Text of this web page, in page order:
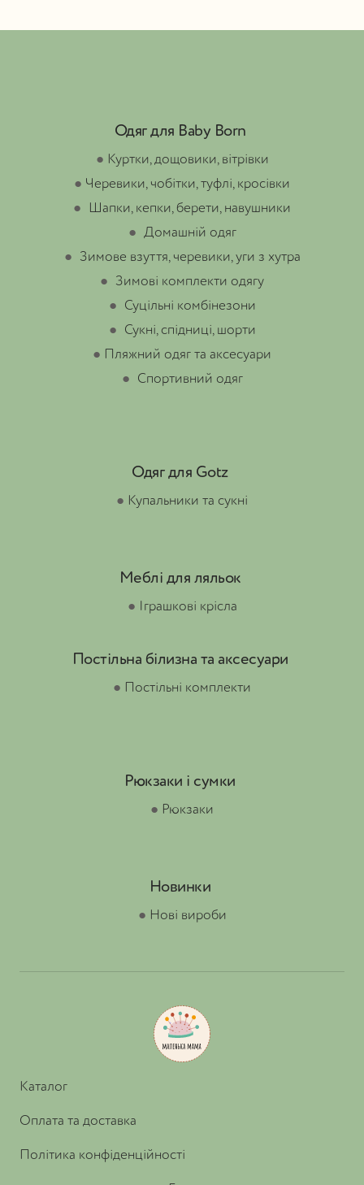
Одяг для Baby Born
● Куртки, дощовики, вітрівки
● Черевики, чобітки, туфлі, кросівки
●
Шапки, кепки, берети, навушники
● Домашній одяг
● Зимове взуття, черевики, уги з хутра
● Зимові комплекти одягу
● Суцільні комбінезони
● Сукні, спідниці, шорти
● Пляжний одяг та аксесуари
● Спортивний одяг
Одяг для Gotz
● Купальники та сукні
Меблі для ляльок
● Іграшкові крісла
Постільна білизна та аксесуари
● Постільні комплекти
Рюкзаки і сумки
● Рюкзаки
Новинки
● Нові вироби
Каталог
Оплата та доставка
Політика конфіденційності